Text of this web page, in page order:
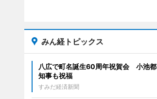
みん経トピックス
八広で町名誕生60周年祝賀会 小池都
知事も祝福
すみだ経済新聞